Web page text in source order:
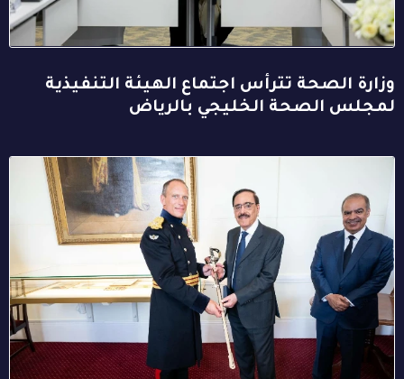
وزارة الصحة تترأس اجتماع الهيئة التنفيذية
لمجلس الصحة الخليجي بالرياض